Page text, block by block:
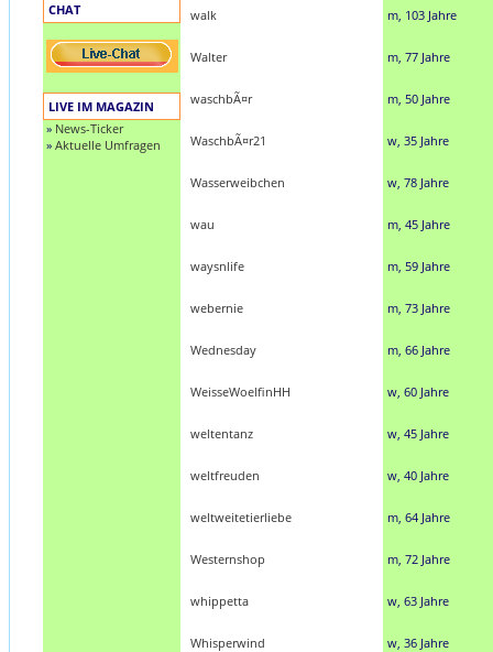
CHAT
LIVE IM MAGAZIN
» News-Ticker
» Aktuelle Umfragen
walk m, 103 Jahre
Walter m, 77 Jahre
waschbÃ¤r m, 50 Jahre
WaschbÃ¤r21 w, 35 Jahre
Wasserweibchen w, 78 Jahre
wau m, 45 Jahre
waysnlife m, 59 Jahre
webernie m, 73 Jahre
Wednesday m, 66 Jahre
WeisseWoelfinHH w, 60 Jahre
weltentanz w, 45 Jahre
weltfreuden w, 40 Jahre
weltweitetierliebe m, 64 Jahre
Westernshop m, 72 Jahre
whippetta w, 63 Jahre
Whisperwind w, 36 Jahre